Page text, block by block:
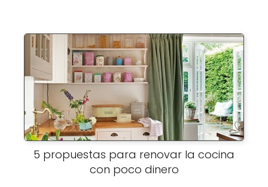
5 propuestas para renovar la cocina
con poco dinero